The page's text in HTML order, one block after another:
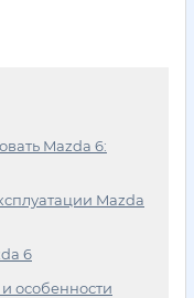
Mazda 6:
Mazda
6
особенности